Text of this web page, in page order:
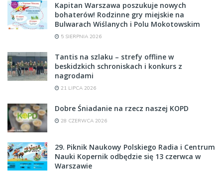
Kapitan Warszawa poszukuje nowych
bohaterów! Rodzinne gry miejskie na
Bulwarach Wiślanych i Polu Mokotowskim
5 SIERPNIA 2026
Tantis na szlaku – strefy offline w
beskidzkich schroniskach i konkurs z
nagrodami
21 LIPCA 2026
Dobre Śniadanie na rzecz naszej KOPD
28 CZERWCA 2026
29. Piknik Naukowy Polskiego Radia i Centrum
Nauki Kopernik odbędzie się 13 czerwca w
Warszawie